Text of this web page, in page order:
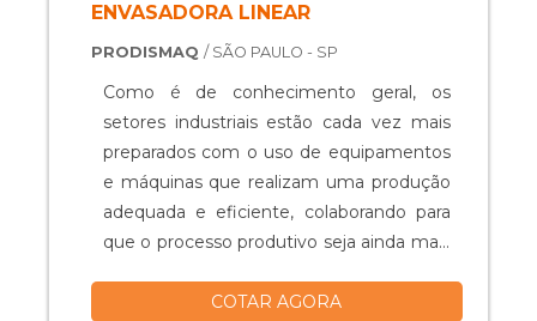
ENVASADORA LINEAR
PRODISMAQ / SÃO PAULO - SP
Como é de conhecimento geral, os
setores industriais estão cada vez mais
preparados com o uso de equipamentos
e máquinas que realizam uma produção
adequada e eficiente, colaborando para
que o processo produtivo seja ainda mais
envasadora linear são fabricados com
COTAR AGORA